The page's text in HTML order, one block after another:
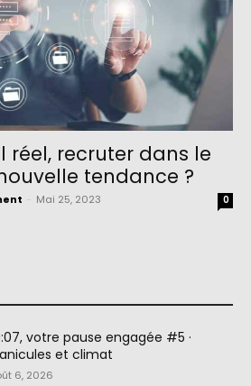
réel, recruter dans le
tendance ?
Mai 25, 2023 0
votre pause engagée #5 ·
et climat
6, 2026